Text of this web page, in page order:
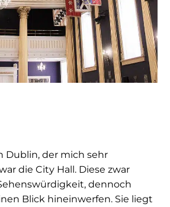
Dublin, der mich sehr
die City Hall. Diese zwar
dennoch
Blick hineinwerfen. Sie liegt